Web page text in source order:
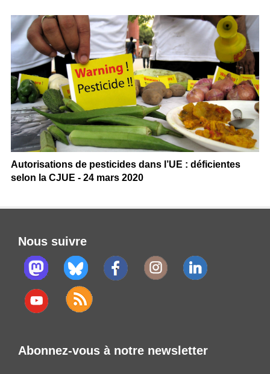
Autorisations de pesticides dans l’UE : déficientes
selon la CJUE - 24 mars 2020
Nous suivre
Abonnez-vous à notre newsletter